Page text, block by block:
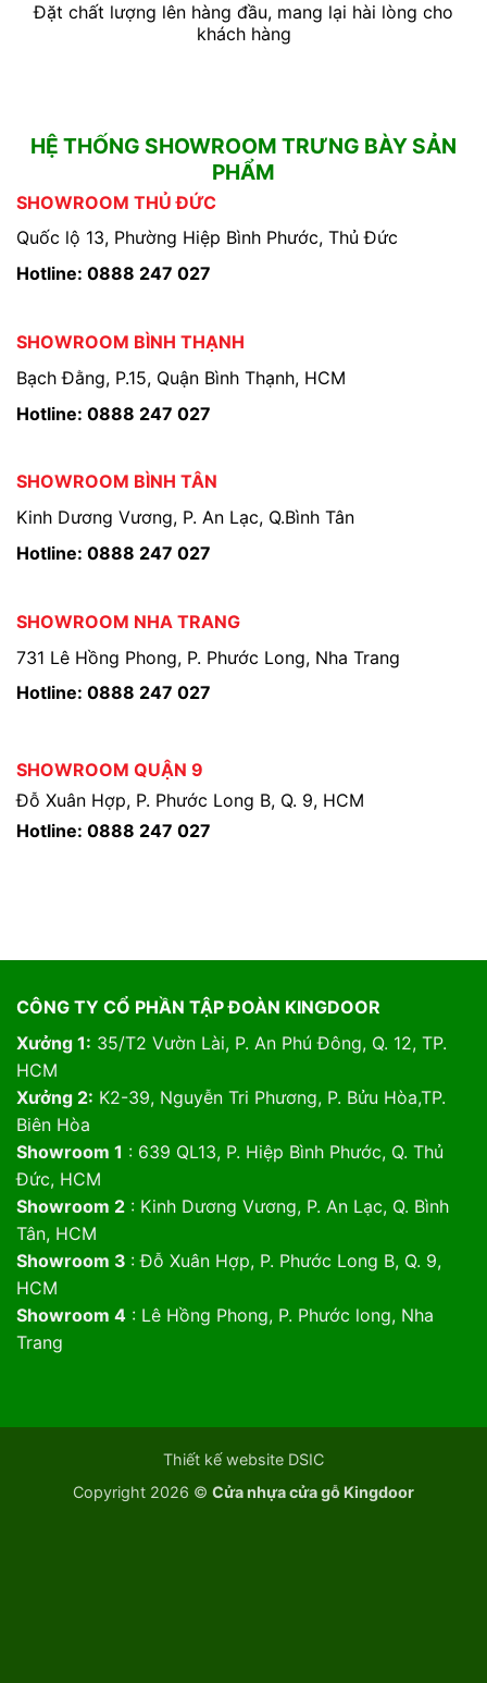
Đặt chất lượng lên hàng đầu, mang lại hài lòng cho
khách hàng
HỆ THỐNG SHOWROOM TRƯNG BÀY SẢN
PHẨM
SHOWROOM THỦ ĐỨC
Quốc lộ 13, Phường Hiệp Bình Phước, Thủ Đức
Hotline: 0888 247 027
SHOWROOM BÌNH THẠNH
Bạch Đằng, P.15, Quận Bình Thạnh, HCM
Hotline: 0888 247 027
SHOWROOM BÌNH TÂN
Kinh Dương Vương, P. An Lạc, Q.Bình Tân
Hotline: 0888 247 027
SHOWROOM NHA TRANG
731 Lê Hồng Phong, P. Phước Long, Nha Trang
Hotline: 0888 247 027
SHOWROOM QUẬN 9
Đỗ Xuân Hợp, P. Phước Long B, Q. 9, HCM
Hotline: 0888 247 027
CÔNG TY CỔ PHẦN TẬP ĐOÀN KINGDOOR
Xưởng 1: 35/T2 Vườn Lài, P. An Phú Đông, Q. 12, TP.
HCM
Xưởng 2: K2-39, Nguyễn Tri Phương, P. Bửu Hòa,TP.
Biên Hòa
Showroom 1 : 639 QL13, P. Hiệp Bình Phước, Q. Thủ
Đức, HCM
Showroom 2: Kinh Dương Vương, P. An Lạc, Q. Bình
Tân, HCM
Showroom 3 : Đỗ Xuân Hợp, P. Phước Long B, Q. 9,
HCM
Showroom 4: Lê Hồng Phong, P. Phước long, Nha
Trang
Thiết kế website DSIC
Copyright 2026 © Cửa nhựa cửa gỗ Kingdoor